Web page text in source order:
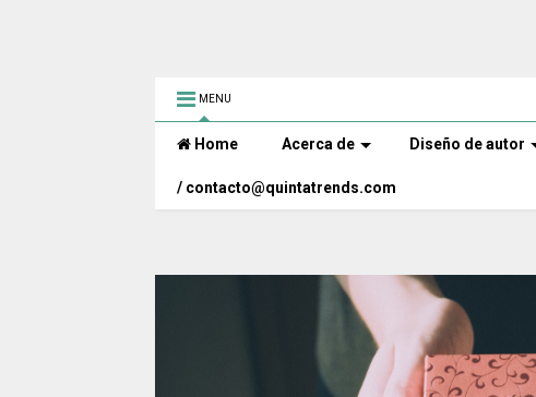
MENU
Home Acerca de Diseño de autor
/ contacto@quintatrends.com